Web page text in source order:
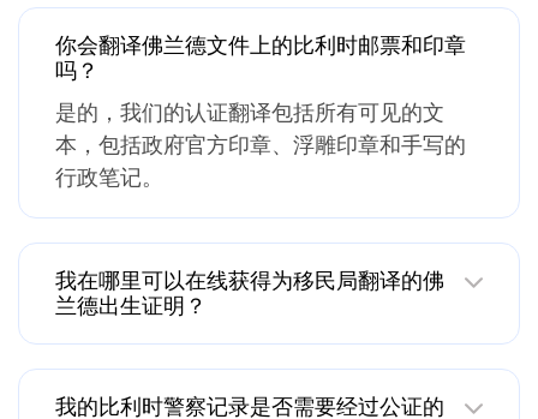
你会翻译佛兰德文件上的比利时邮票和印章
吗？
是的，我们的认证翻译包括所有可见的文
本，包括政府官方印章、浮雕印章和手写的
行政笔记。
我在哪里可以在线获得为移民局翻译的佛
兰德出生证明？
我的比利时警察记录是否需要经过公证的